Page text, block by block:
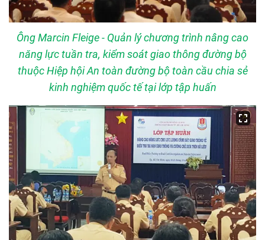
Ông Marcin Fleige - Quản lý chương trình nâng cao
năng lực tuần tra, kiểm soát giao thông đường bộ
thuộc Hiệp hội An toàn đường bộ toàn cầu chia sẻ
kinh nghiệm quốc tế tại lớp tập huấn